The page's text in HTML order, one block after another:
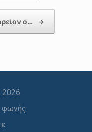
ο… →
2026
φωνής